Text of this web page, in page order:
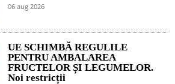
06 aug 2026
UE SCHIMBĂ REGULILE
PENTRU AMBALAREA
FRUCTELOR ȘI LEGUMELOR.
Noi restricții